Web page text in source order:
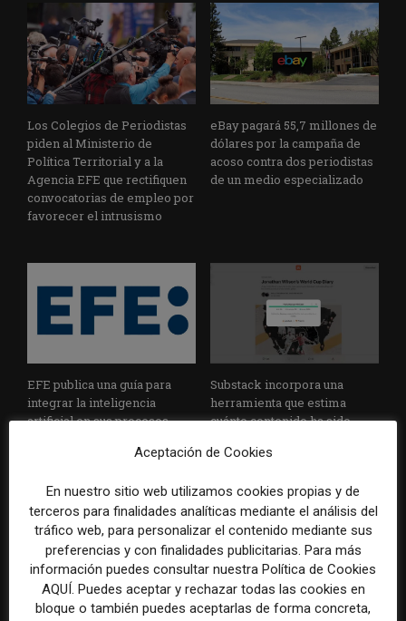
Los Colegios de Periodistas
piden al Ministerio de
Política Territorial y a la
Agencia EFE que rectifiquen
convocatorias de empleo por
favorecer el intrusismo
eBay pagará 55,7 millones de
dólares por la campaña de
acoso contra dos periodistas
de un medio especializado
EFE publica una guía para
integrar la inteligencia
artificial en sus procesos
Substack incorpora una
herramienta que estima
cuánto contenido ha sido
artificial
Aceptación de Cookies
En nuestro sitio web utilizamos cookies propias y de
terceros para finalidades analíticas mediante el análisis del
tráfico web, para personalizar el contenido mediante sus
preferencias y con finalidades publicitarias. Para más
información puedes consultar nuestra Política de Cookies
AQUÍ. Puedes aceptar y rechazar todas las cookies en
bloque o también puedes aceptarlas de forma concreta,